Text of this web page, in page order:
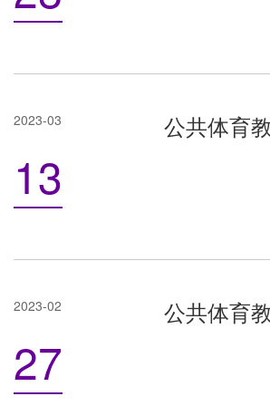
2023-03
13
2023-02
27